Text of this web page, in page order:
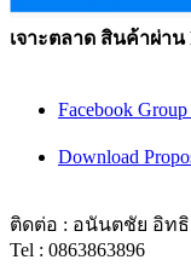
เจาะตลาด สินค้าผ่าน
Facebook
Download
ติดต่อ : อนันตชัย อิท
Tel : 0863863896